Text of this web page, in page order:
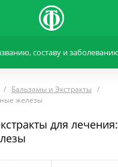
Бальзамы и Экстракты
железы
для лечения: